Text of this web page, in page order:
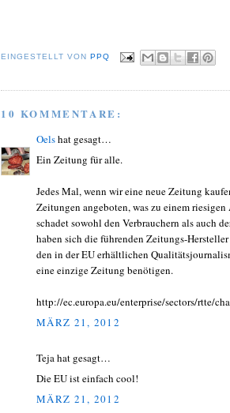
EINGESTELLT VON PPQ
10 KOMMENTARE:
Oelshat gesagt…
Ein Zeitung für alle.
Jedes Mal, wenn wir eine neue Zeitung
Zeitungen angeboten, was zu einem
schadet sowohl den Verbrauchern als auch
haben sich die führenden Zeitungs-
den in der EU erhältlichen
eine einzige Zeitung benötigen.
http://ec.europa.eu/enterprise/sectors/rtte/
MÄRZ 21, 2012
Teja hat gesagt…
Die EU ist einfach cool!
MÄRZ 21, 2012